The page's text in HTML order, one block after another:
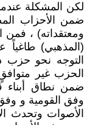
لكن المشكلة
ضمن الأحزاب
ومعتقداته) ، فمن
(المذهبي) طاغياً
التوجه نحو
الحزب غير
ضمن نطاق أبناء
وفق القومية و
الأصوات وتحدث